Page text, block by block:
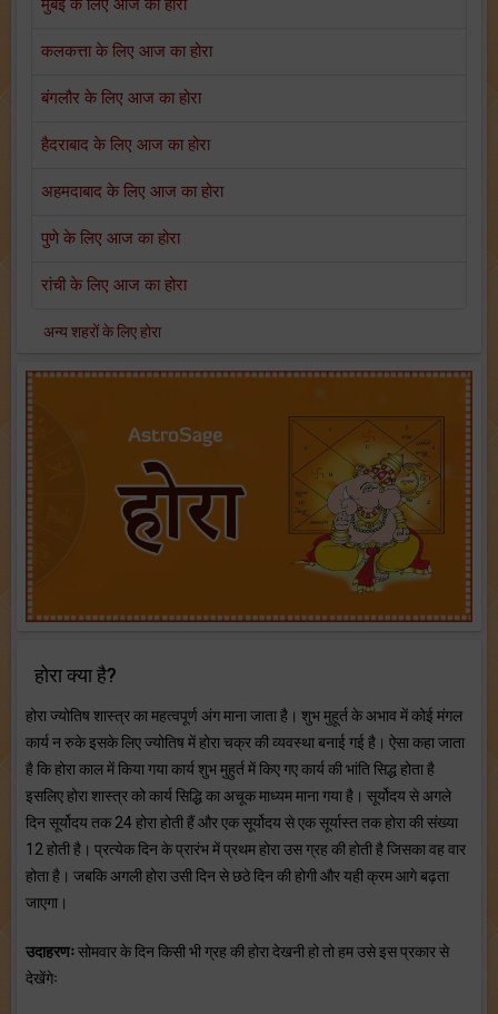
मुंबई के लिए आज का होरा
कलकत्ता के लिए आज का होरा
बंगलौर के लिए आज का होरा
हैदराबाद के लिए आज का होरा
अहमदाबाद के लिए आज का होरा
पुणे के लिए आज का होरा
रांची के लिए आज का होरा
अन्य शहरों के लिए होरा
होरा क्या है?
होरा ज्योतिष शास्त्र का महत्वपूर्ण अंग माना जाता है। शुभ मुहूर्त के अभाव में कोई मंगल
कार्य न रुके इसके लिए ज्योतिष में होरा चक्र की व्यवस्था बनाई गई है। ऐसा कहा जाता
है कि होरा काल में किया गया कार्य शुभ मुहुर्त में किए गए कार्य की भांति सिद्ध होता है
इसलिए होरा शास्त्र को कार्य सिद्धि का अचूक माध्यम माना गया है। सूर्योदय से अगले
दिन सूर्योदय तक 24 होरा होती हैं और एक सूर्योदय से एक सूर्यास्त तक होरा की संख्या
12 होती है। प्रत्येक दिन के प्रारंभ में प्रथम होरा उस ग्रह की होती है जिसका वह वार
होता है। जबकि अगली होरा उसी दिन से छठे दिन की होगी और यही क्रम आगे बढ़ता
जाएगा।
उदाहरणःसोमवार के दिन किसी भी ग्रह की होरा देखनी हो तो हम उसे इस प्रकार से
देखेंगेः